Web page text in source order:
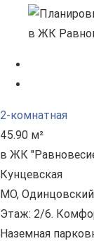
2-комнатная
45.90 м²
в ЖК
Кунцевская
МО,
Этаж: 2/6.
Наземная